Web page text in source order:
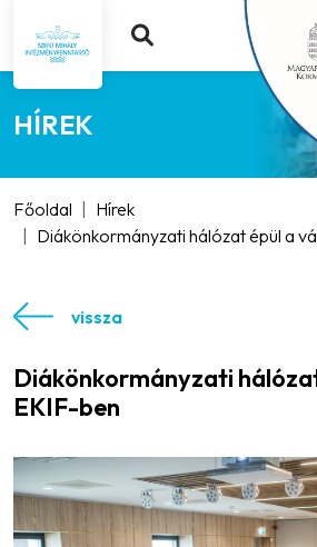
HÍREK
Főoldal
Hírek
Diákönkormányzati hálózat épül a
vissza
Diákönkormányzati
EKIF-ben